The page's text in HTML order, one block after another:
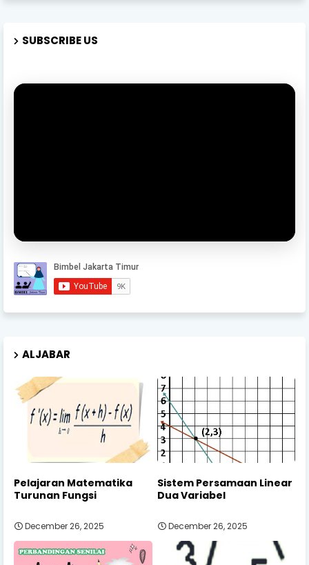
SUBSCRIBE US
ALJABAR
Pelajaran Matematika
Turunan Fungsi
December 26, 2025
Sistem Persamaan Linear
Dua Variabel
December 26, 2025